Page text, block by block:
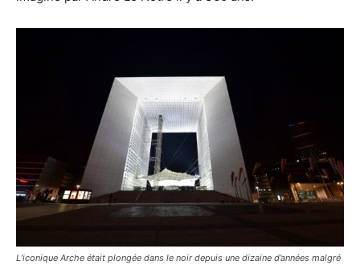
L’iconique Arche était plongée dans le noir depuis une dizaine d’années malgré